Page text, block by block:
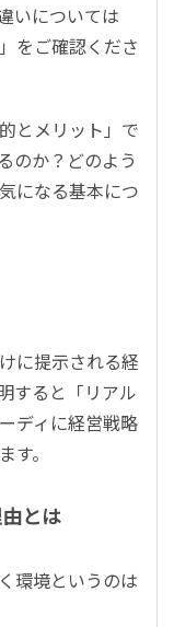
いについては
」をご確認くださ
とメリット」で
のか？どのよう
になる基本につ
に提示される経
すると「リアル
ディに経営戦略
。
とは
環境というのは